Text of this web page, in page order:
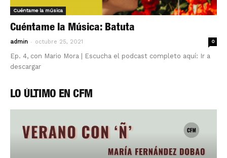
Cuéntame la música
Cuéntame la Música: Batuta
admin - octubre 25, 2021 0
Ep. 4, con Mario Mora | Escucha el podcast completo aquí: Ir a
descargar
LO ÚLTIMO EN CFM